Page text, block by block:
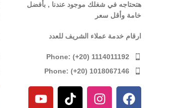
هتحتاجه في شغلك موجود عندنا , بأفضل
خامة وأقل سعر
ارقام خدمة عملاء الشريف للعدد
Phone: (+20) 1114011192
Phone: (+20) 1018067146